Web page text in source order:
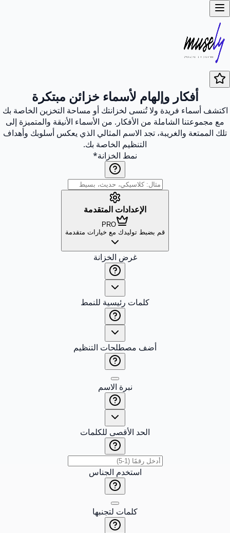
أفكار وإلهام لأسماء خزائن مبتكرة
اكتشف أسماء فريدة ولا تُنسى لخزانتك أو مساحة التخزين الخاصة بك
مع مجموعتنا الشاملة من الأفكار. من الأسماء الأنيقة والمتميزة إلى
تلك الممتعة والغريبة، تجد الاسم المثالي الذي يعكس أسلوبك وأهداف
التنظيم الخاصة بك.
نمط الخزانة*
الإعدادات المتقدمة
PRO
قم بضبط توليدك مع خيارات متقدمة
غرض الخزانة
كلمات رئيسية للنمط
أضف مصطلحات التنظيم
نبرة الاسم
الحد الأقصى للكلمات
استخدم الجناس
كلمات لتجنبها